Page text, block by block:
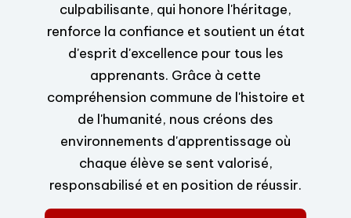
culpabilisante, qui honore l'héritage,
renforce la confiance et soutient un état
d'esprit d'excellence pour tous les
apprenants. Grâce à cette
compréhension commune de l'histoire et
de l'humanité, nous créons des
environnements d'apprentissage où
chaque élève se sent valorisé,
responsabilisé et en position de réussir.